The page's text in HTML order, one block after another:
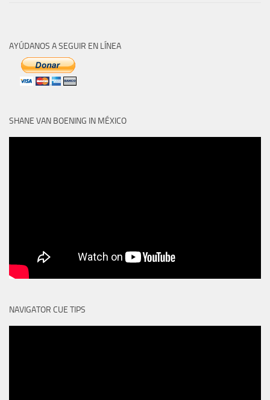
AYÚDANOS A SEGUIR EN LÍNEA
SHANE VAN BOENING IN MÉXICO
NAVIGATOR CUE TIPS